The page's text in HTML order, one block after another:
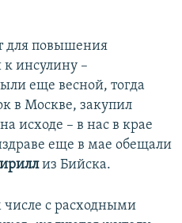
для повышения
к инсулину –
еще весной, тогда
в Москве, закупил
исходе – в нас в крае
еще в мае обещали
из Бийска.
с расходными